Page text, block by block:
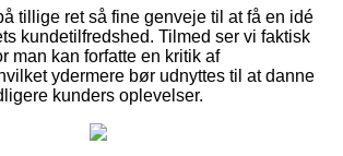
tillige ret så fine genveje til at få en idé
kundetilfredshed. Tilmed ser vi faktisk
man kan forfatte en kritik af
ydermere bør udnyttes til at danne
kunders oplevelser.